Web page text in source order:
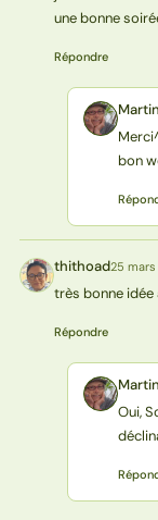
une bonne
Répondre
MP
bon
T thithoad25 mars
très bonne
Répondre
MP
Oui,